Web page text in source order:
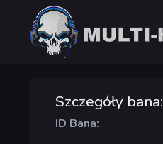
Szczegóły bana:
ID Bana: